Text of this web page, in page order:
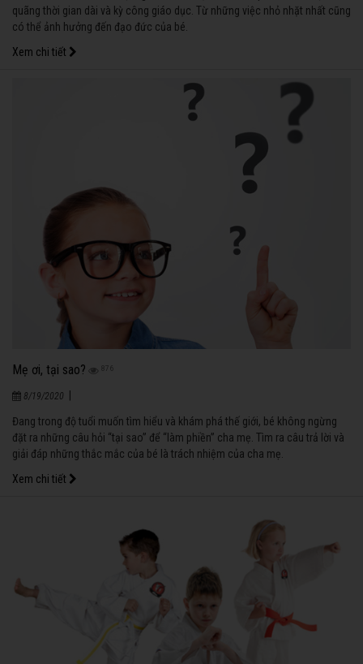
quãng thời gian dài và kỳ công giáo dục. Từ những việc nhỏ nhặt nhất cũng
có thể ảnh hưởng đến đạo đức của bé.
Xem chi tiết
Mẹ ơi, tại sao? 876
8/19/2020
Đang trong độ tuổi muốn tìm hiểu và khám phá thế giới, bé không ngừng
đặt ra những câu hỏi “tại sao” để “làm phiền” cha mẹ. Tìm ra câu trả lời và
giải đáp những thắc mắc của bé là trách nhiệm của cha mẹ.
Xem chi tiết